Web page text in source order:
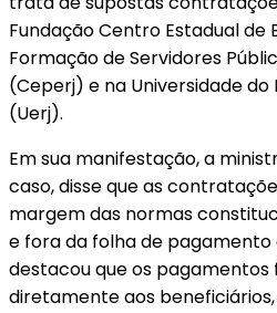
Fundação Centro Estadual de
Formação de Servidores
(Ceperj) e na Universidade do
(Uerj).
Em sua manifestação, a
caso, disse que as
margem das normas
e fora da folha de
destacou que os
diretamente aos